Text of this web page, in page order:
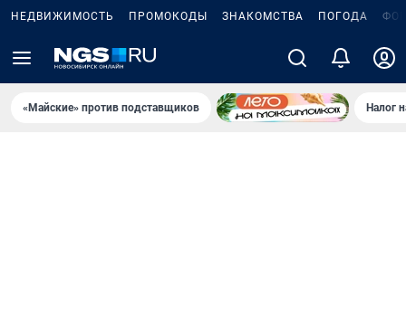
НЕДВИЖИМОСТЬ ПРОМОКОДЫ ЗНАКОМСТВА ПОГОДА
«Майские» против подставщиков Налог